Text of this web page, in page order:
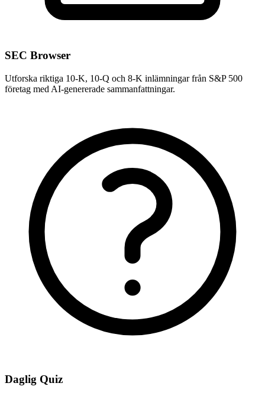
SEC Browser
Utforska riktiga 10-K, 10-Q och 8-K inlämningar från S&P 500
företag med AI-genererade sammanfattningar.
Daglig Quiz